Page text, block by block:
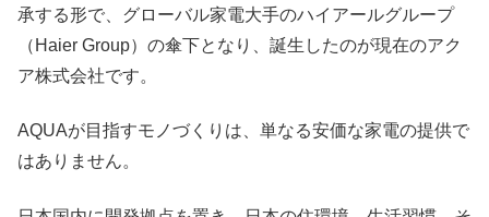
承する形で、グローバル家電大手のハイアールグループ
（Haier Group）の傘下となり、誕生したのが現在のアク
ア株式会社です。
AQUAが目指すモノづくりは、単なる安価な家電の提供で
はありません。